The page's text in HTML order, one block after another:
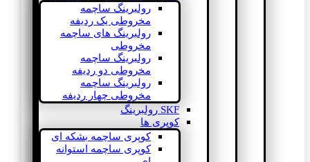
رولبرینگ ساچمه
مخروطی یک ردیفه
رولبرینگ های ساچمه
مخروطی
رولبرینگ ساچمه
مخروطی دو ردیفه
رولبرینگ ساچمه
مخروطی چهار ردیفه
SKF رولبرینگ
کوپری ها
کوپری ساچمه بشکه ای
کوپری ساچمه استوانه